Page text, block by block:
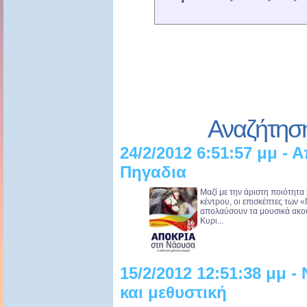
24/2/2012 6:51:57 μμ -
Πηγαδια
Μαζί με την άριστη ποιότητα
κέντρου, οι επισκέπτες των
απολαύσουν τα μουσικά
Κυρι...
15/2/2012 12:51:38 μμ
και μεθυστική